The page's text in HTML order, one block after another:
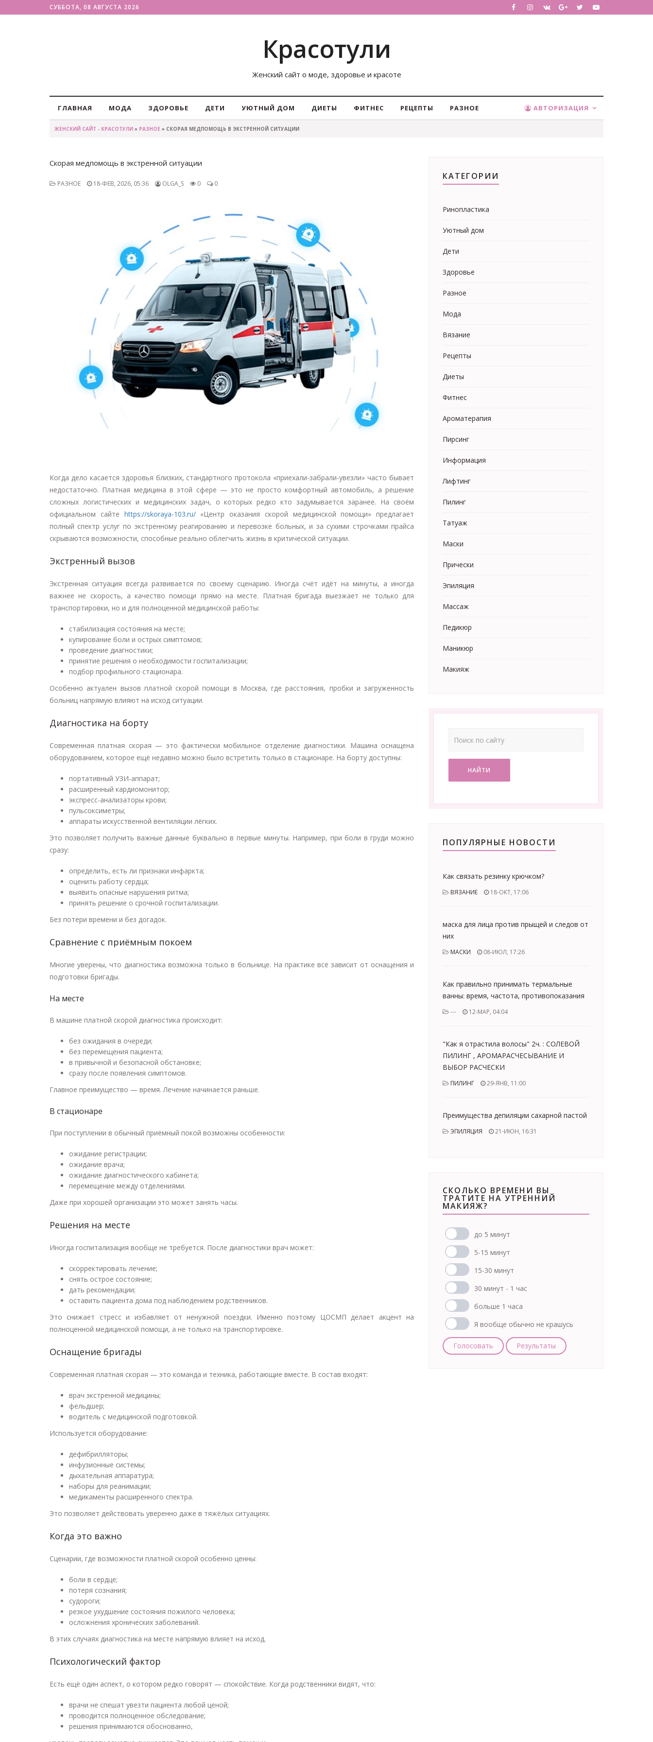
СУББОТА, 08 АВГУСТА 2026
Красотули
Женский сайт о моде, здоровье и красоте
ГЛАВНАЯ МОДА ЗДОРОВЬЕ ДЕТИ УЮТНЫЙ ДОМ ДИЕТЫ ФИТНЕС РЕЦЕПТЫ РАЗНОЕ АВТОРИЗАЦИЯ
ЖЕНСКИЙ САЙТ - КРАСОТУЛИ » РАЗНОЕ » СКОРАЯ МЕДПОМОЩЬ В ЭКСТРЕННОЙ СИТУАЦИИ
Скорая медпомощь в экстренной ситуации
РАЗНОЕ 18-ФЕВ, 2026, 05:36 OLGA_S 0 0
Когда дело касается здоровья близких, стандартного протокола «приехали-забрали-увезли» часто бывает
недостаточно. Платная медицина в этой сфере — это не просто комфортный автомобиль, а решение
сложных логистических и медицинских задач, о которых редко кто задумывается заранее. На своём
официальном сайте https://skoraya-103.ru/«Центр оказания скорой медицинской помощи» предлагает
полный спектр услуг по экстренному реагированию и перевозке больных, и за сухими строчками прайса
скрываются возможности, способные реально облегчить жизнь в критической ситуации.
Экстренный вызов
Экстренная ситуация всегда развивается по своему сценарию. Иногда счёт идёт на минуты, а иногда
важнее не скорость, а качество помощи прямо на месте. Платная бригада выезжает не только для
транспортировки, но и для полноценной медицинской работы:
стабилизация состояния на месте;
купирование боли и острых симптомов;
проведение диагностики;
принятие решения о необходимости госпитализации;
подбор профильного стационара.
Особенно актуален вызов платной скорой помощи в Москва, где расстояния, пробки и загруженность
больниц напрямую влияют на исход ситуации.
Диагностика на борту
Современная платная скорая — это фактически мобильное отделение диагностики. Машина оснащена
оборудованием, которое ещё недавно можно было встретить только в стационаре. На борту доступны:
портативный УЗИ-аппарат;
расширенный кардиомонитор;
экспресс-анализаторы крови;
пульсоксиметры;
аппараты искусственной вентиляции лёгких.
Это позволяет получить важные данные буквально в первые минуты. Например, при боли в груди можно
сразу:
определить, есть ли признаки инфаркта;
оценить работу сердца;
выявить опасные нарушения ритма;
принять решение о срочной госпитализации.
Без потери времени и без догадок.
Сравнение с приёмным покоем
Многие уверены, что диагностика возможна только в больнице. На практике всё зависит от оснащения и
подготовки бригады.
На месте
В машине платной скорой диагностика происходит:
без ожидания в очереди;
без перемещения пациента;
в привычной и безопасной обстановке;
сразу после появления симптомов.
Главное преимущество — время. Лечение начинается раньше.
В стационаре
При поступлении в обычный приёмный покой возможны особенности:
ожидание регистрации;
ожидание врача;
ожидание диагностического кабинета;
перемещение между отделениями.
Даже при хорошей организации это может занять часы.
Решения на месте
Иногда госпитализация вообще не требуется. После диагностики врач может:
скорректировать лечение;
снять острое состояние;
дать рекомендации;
оставить пациента дома под наблюдением родственников.
Это снижает стресс и избавляет от ненужной поездки. Именно поэтому ЦОСМП делает акцент на
полноценной медицинской помощи, а не только на транспортировке.
Оснащение бригады
Современная платная скорая — это команда и техника, работающие вместе. В состав входят:
врач экстренной медицины;
фельдшер;
водитель с медицинской подготовкой.
Используется оборудование:
дефибрилляторы;
инфузионные системы;
дыхательная аппаратура;
наборы для реанимации;
медикаменты расширенного спектра.
Это позволяет действовать уверенно даже в тяжёлых ситуациях.
Когда это важно
Сценарии, где возможности платной скорой особенно ценны:
боли в сердце;
потеря сознания;
судороги;
резкое ухудшение состояния пожилого человека;
осложнения хронических заболеваний.
В этих случаях диагностика на месте напрямую влияет на исход.
Психологический фактор
Есть ещё один аспект, о котором редко говорят — спокойствие. Когда родственники видят, что:
врачи не спешат увезти пациента любой ценой;
проводится полноценное обследование;
решения принимаются обоснованно,
КАТЕГОРИИ
Ринопластика
Уютный дом
Дети
Здоровье
Разное
Мода
Вязание
Рецепты
Диеты
Фитнес
Ароматерапия
Пирсинг
Информация
Лифтинг
Пилинг
Татуаж
Маски
Прически
Эпиляция
Массаж
Педикюр
Маникюр
Макияж
НАЙТИ
ПОПУЛЯРНЫЕ НОВОСТИ
Как связать резинку крючком?
ВЯЗАНИЕ 18-ОКТ, 17:06
маска для лица против прыщей и следов от
них
МАСКИ 08-ИЮЛ, 17:26
Как правильно принимать термальные
ванны: время, частота, противопоказания
--- 12-МАР, 04:04
"Как я отрастила волосы" 2ч. : СОЛЕВОЙ
ПИЛИНГ , АРОМАРАСЧЕСЫВАНИЕ И
ВЫБОР РАСЧЕСКИ
ПИЛИНГ 29-ЯНВ, 11:00
Преимущества депиляции сахарной пастой
ЭПИЛЯЦИЯ 21-ИЮН, 16:31
СКОЛЬКО ВРЕМЕНИ ВЫ
ТРАТИТЕ НА УТРЕННИЙ
МАКИЯЖ?
до 5 минут
5-15 минут
15-30 минут
30 минут - 1 час
больше 1 часа
Я вообще обычно не крашусь
Голосовать Результаты